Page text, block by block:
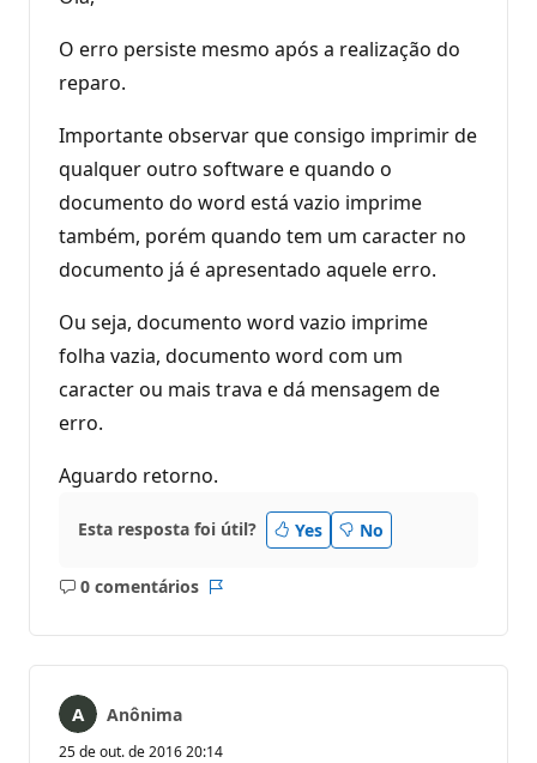
O erro persiste mesmo após a realização do
reparo.
Importante observar que consigo imprimir de
qualquer outro software e quando o
documento do word está vazio imprime
também, porém quando tem um caracter no
documento já é apresentado aquele erro.
Ou seja, documento word vazio imprime
folha vazia, documento word com um
caracter ou mais trava e dá mensagem de
erro.
Aguardo retorno.
Esta resposta foi útil? Yes No
0 comentários
Sem
Anônima
25 de out. de 2016 20:14